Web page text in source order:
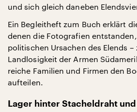
und sich gleich daneben
Ein Begleitheft zum Buch erklärt
denen die Fotografien
politischen Ursachen des Elends –
Landlosigkeit der Armen
reiche Familien und Firmen den
aufteilen.
Lager hinter Stacheldraht